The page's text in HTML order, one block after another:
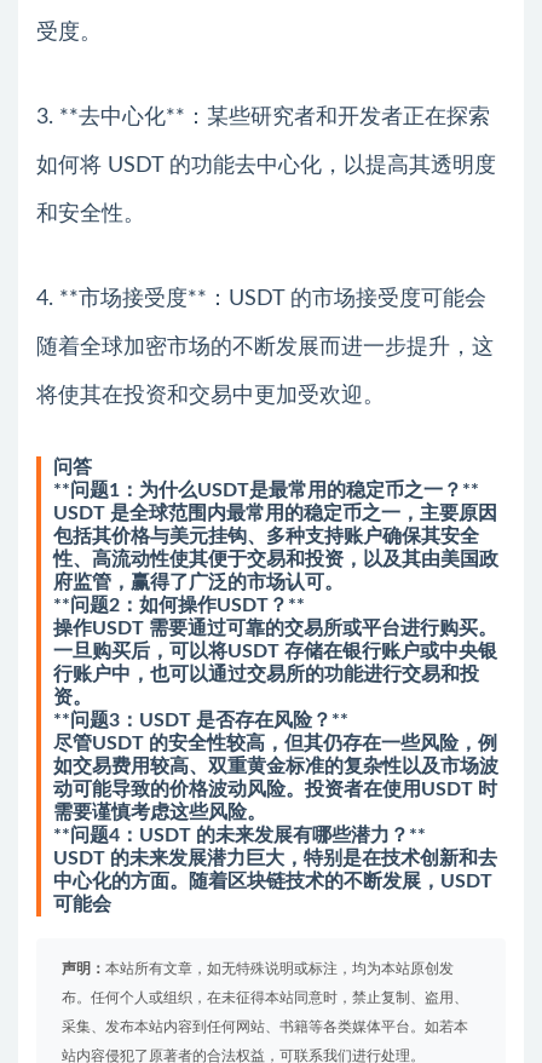
受度。
3. **去中心化**：某些研究者和开发者正在探索
如何将 USDT 的功能去中心化，以提高其透明度
和安全性。
4. **市场接受度**：USDT 的市场接受度可能会
随着全球加密市场的不断发展而进一步提升，这
将使其在投资和交易中更加受欢迎。
问答
**问题1：为什么USDT是最常用的稳定币之一？**
USDT 是全球范围内最常用的稳定币之一，主要原因
包括其价格与美元挂钩、多种支持账户确保其安全
性、高流动性使其便于交易和投资，以及其由美国政
府监管，赢得了广泛的市场认可。
**问题2：如何操作USDT？**
操作USDT 需要通过可靠的交易所或平台进行购买。
一旦购买后，可以将USDT 存储在银行账户或中央银
行账户中，也可以通过交易所的功能进行交易和投
资。
**问题3：USDT 是否存在风险？**
尽管USDT 的安全性较高，但其仍存在一些风险，例
如交易费用较高、双重黄金标准的复杂性以及市场波
动可能导致的价格波动风险。投资者在使用USDT 时
需要谨慎考虑这些风险。
**问题4：USDT 的未来发展有哪些潜力？**
USDT 的未来发展潜力巨大，特别是在技术创新和去
中心化的方面。随着区块链技术的不断发展，USDT
可能会
声明： 本站所有文章，如无特殊说明或标注，均为本站原创发
布。任何个人或组织，在未征得本站同意时，禁止复制、盗用、
采集、发布本站内容到任何网站、书籍等各类媒体平台。如若本
站内容侵犯了原著者的合法权益，可联系我们进行处理。